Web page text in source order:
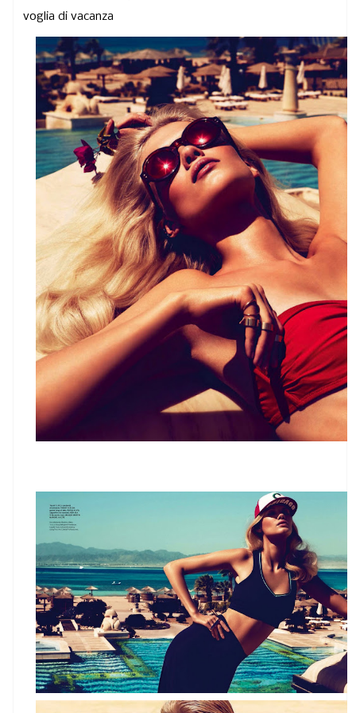
voglia di vacanza